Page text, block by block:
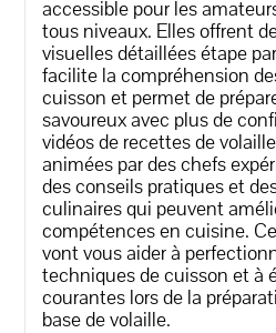
accessible pour les
tous niveaux. Elles offrent
visuelles détaillées étape
facilite la compréhension
cuisson et permet de
savoureux avec plus de
vidéos de recettes de
animées par des chefs
des conseils pratiques et
culinaires qui peuvent
compétences en cuisine.
vont vous aider à
techniques de cuisson et à
courantes lors de la
base de volaille.